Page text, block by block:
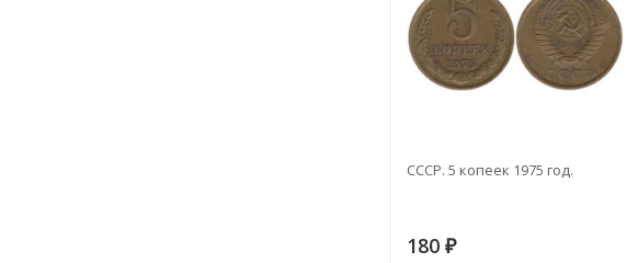
СССР. 5 копеек 1975 год.
180 ₽